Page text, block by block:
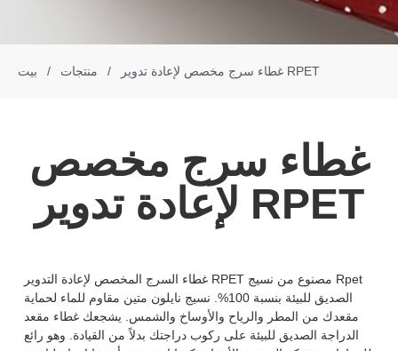
بيت / منتجات / غطاء سرج مخصص لإعادة تدوير RPET
غطاء سرج مخصص
لإعادة تدوير RPET
غطاء السرج المخصص لإعادة التدوير RPET مصنوع من نسيج Rpet
الصديق للبيئة بنسبة 100%. نسيج نايلون متين مقاوم للماء لحماية
مقعدك من المطر والرياح والأوساخ والشمس. يشجعك غطاء مقعد
الدراجة الصديق للبيئة على ركوب دراجتك بدلاً من القيادة. وهو رائع